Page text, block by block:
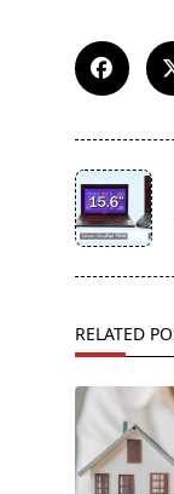
<span
class="nav-
subtitle
screen-
RELATED